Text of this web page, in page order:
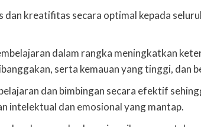
kreatifitas secara optimal kepada
dalam rangka meningkatkan
serta kemauan yang tinggi, dan
dan bimbingan secara efektif
intelektual dan emosional yang mantap.